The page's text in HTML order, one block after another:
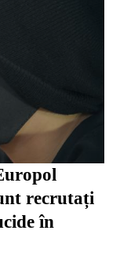
recrutați
în